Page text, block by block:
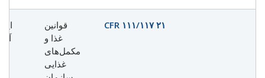
۲۱ CFR ۱۱۱/۱۱۷
قوانین
غذا و
مکمل‌های
غذایی